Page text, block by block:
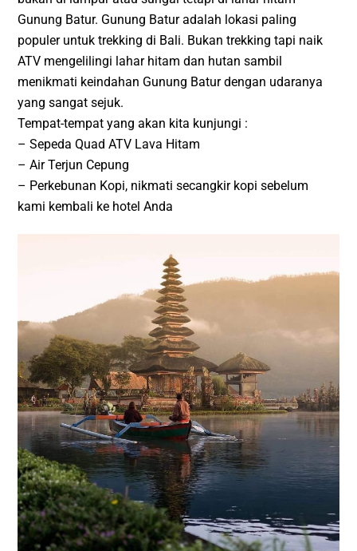
Gunung Batur. Gunung Batur adalah lokasi paling
populer untuk trekking di Bali. Bukan trekking tapi naik
ATV mengelilingi lahar hitam dan hutan sambil
menikmati keindahan Gunung Batur dengan udaranya
yang sangat sejuk.
Tempat-tempat yang akan kita kunjungi :
– Sepeda Quad ATV Lava Hitam
– Air Terjun Cepung
– Perkebunan Kopi, nikmati secangkir kopi sebelum
kami kembali ke hotel Anda